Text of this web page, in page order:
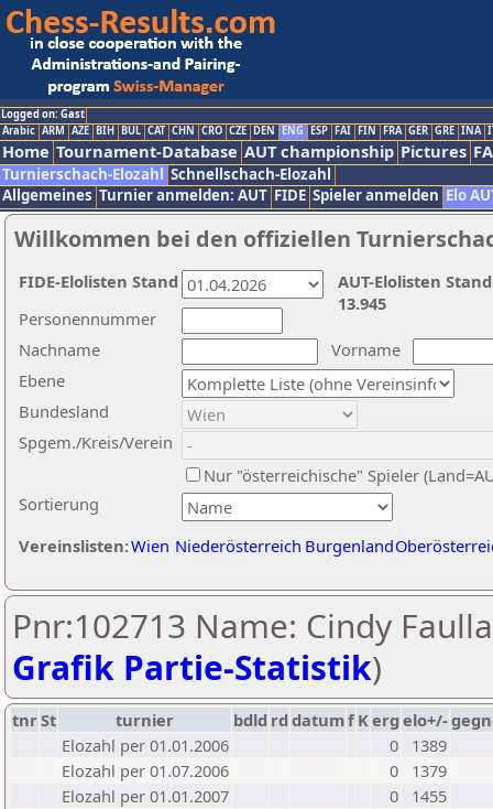
Logged on: Gast
Arabic ARM AZE BIH BUL CAT CHN CRO CZE DEN ENG ESP FAI FIN FRA GER GRE INA
Home Tournament-Database AUT championship Pictures
Turnierschach-Elozahl Schnellschach-Elozahl
Allgemeines Turnier anmelden: AUT FIDE Spieler anmelden Elo
Willkommen bei den offiziellen
Nachname
Vorname
Ebene
Sortierung
Personennummer
Bundesland
Spgem./Kreis/Verein
Nur "österreichische" Spieler
Vereinslisten:Wien Niederösterreich Burgenland
AUT-Elolisten
13.945
FIDE-Elolisten Stand
Pnr:102713 Name: Cindy
Grafik Partie-Statistik)
tnrSt turnier bdld rd datumf Kerg elo+/-
Elozahl per 01.01.2006
0
1389
Elozahl per 01.07.2006
0
1379
Elozahl per 01.01.2007
0
1455